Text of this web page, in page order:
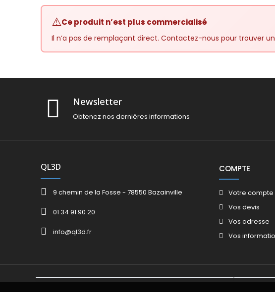
⚠️Ce produit n’est plus commercialisé
Il n’a pas de remplaçant direct. Contactez-nous pour trouver
Newsletter
Obtenez nos dernières informations
QL3D
9 chemin de la Fosse - 78550 Bazainville
01 34 91 90 20
info@ql3d.fr
COMPTE
Votre compte
Vos devis
Vos adresse
Vos